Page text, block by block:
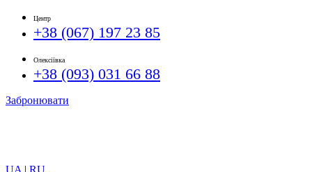
Центр
+38 (067) 197 23 85
Олексіївка
+38 (093) 031 66 88
Забронювати
UA | RU